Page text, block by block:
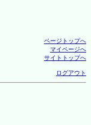
ページトップへ
マイページへ
サイトトップへ
ログアウト